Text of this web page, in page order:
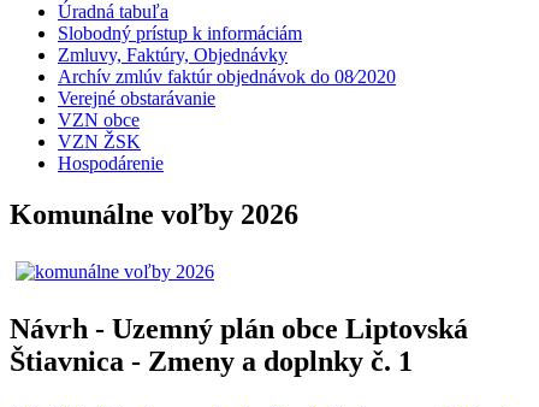
Úradná tabuľa
Slobodný prístup k informáciám
Zmluvy, Faktúry, Objednávky
Archív zmlúv faktúr objednávok do 08⁄2020
Verejné obstarávanie
VZN obce
VZN ŽSK
Hospodárenie
Komunálne voľby 2026
Návrh - Uzemný plán obce Liptovská
Štiavnica - Zmeny a doplnky č. 1